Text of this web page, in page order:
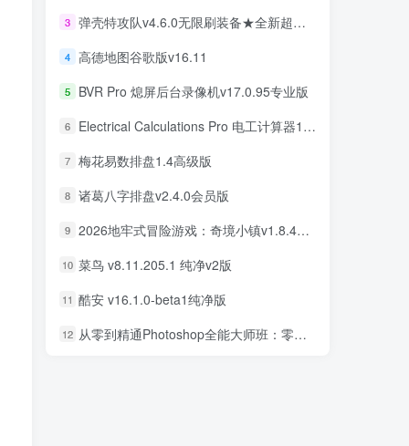
3 弹壳特攻队v4.6.0无限刷装备★全新超爽动作射击割草游戏
4 高德地图谷歌版v16.11
5 BVR Pro 熄屏后台录像机v17.0.95专业版
6 Electrical Calculations Pro 电工计算器11.0.5专业版
7 梅花易数排盘1.4高级版
8 诸葛八字排盘v2.4.0会员版
9 2026地牢式冒险游戏：奇境小镇v1.8.411完美版
10 菜鸟 v8.11.205.1 纯净v2版
11 酷安 v16.1.0-beta1纯净版
12 从零到精通Photoshop全能大师班：零基础学PS，直通商业设计变现